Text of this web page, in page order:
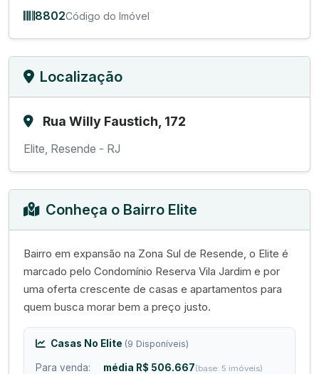
8802Código do Imóvel
Localização
Rua Willy Faustich, 172
Elite, Resende - RJ
Conheça o Bairro Elite
Bairro em expansão na Zona Sul de Resende, o Elite é
marcado pelo Condomínio Reserva Vila Jardim e por
uma oferta crescente de casas e apartamentos para
quem busca morar bem a preço justo.
Casas No Elite (9 Disponíveis)
Para venda: média R$ 506.667(base: 5 imóveis)